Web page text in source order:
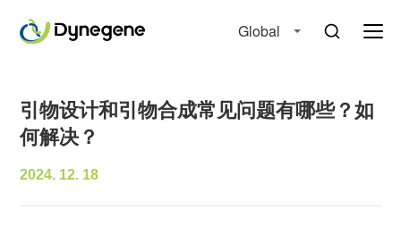
Global
引物设计和引物合成常见问题有哪些？如
何解决？
2024. 12. 18